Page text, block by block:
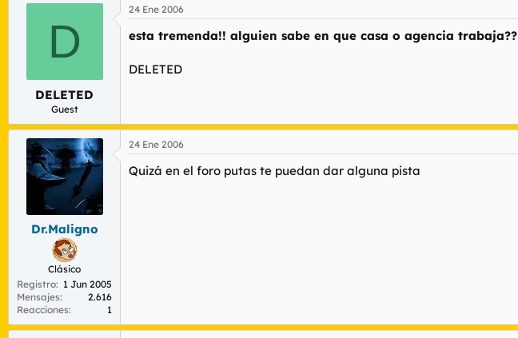
o
e
e
c
i
n
c
i
o
D
DELETED
Guest
24 Ene 2006
esta tremenda!! alguien sabe en que casa o agencia trabaja??
DELETED
Dr.Maligno
Clásico
Registro
1 Jun 2005
Mensajes
2.616
Reacciones
1
24 Ene 2006
Quizá en el foro putas te puedan dar alguna pista